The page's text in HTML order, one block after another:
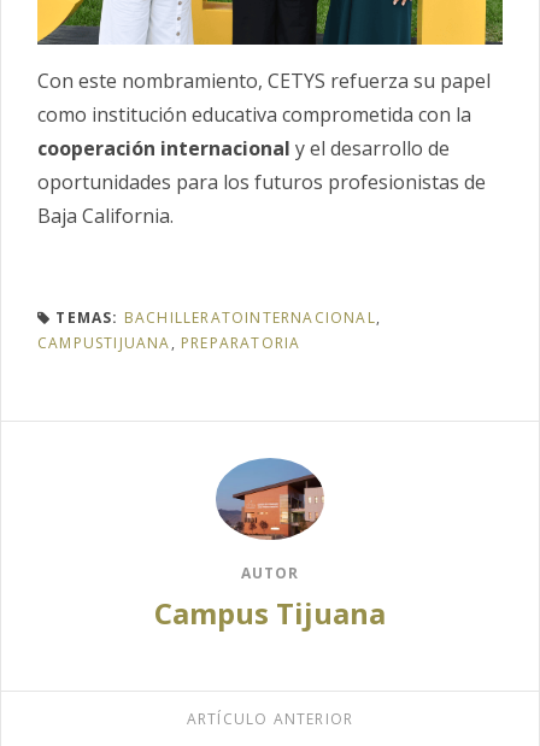
Con este nombramiento, CETYS refuerza su papel
como institución educativa comprometida con la
cooperación internacional y el desarrollo de
oportunidades para los futuros profesionistas de
Baja California.
TEMAS: BACHILLERATOINTERNACIONAL,
CAMPUSTIJUANA, PREPARATORIA
AUTOR
Campus Tijuana
ARTÍCULO ANTERIOR